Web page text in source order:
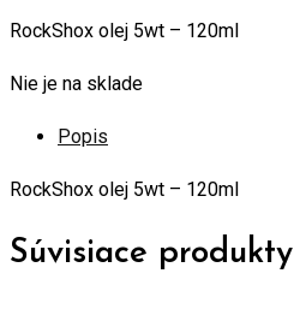
RockShox olej 5wt – 120ml
Nie je na sklade
Popis
RockShox olej 5wt – 120ml
Súvisiace produkty